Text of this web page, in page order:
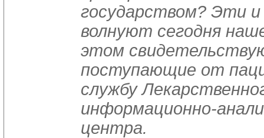
государством? Эти и
волнуют сегодня
этом
поступающие от
службу
информационно-
центра.